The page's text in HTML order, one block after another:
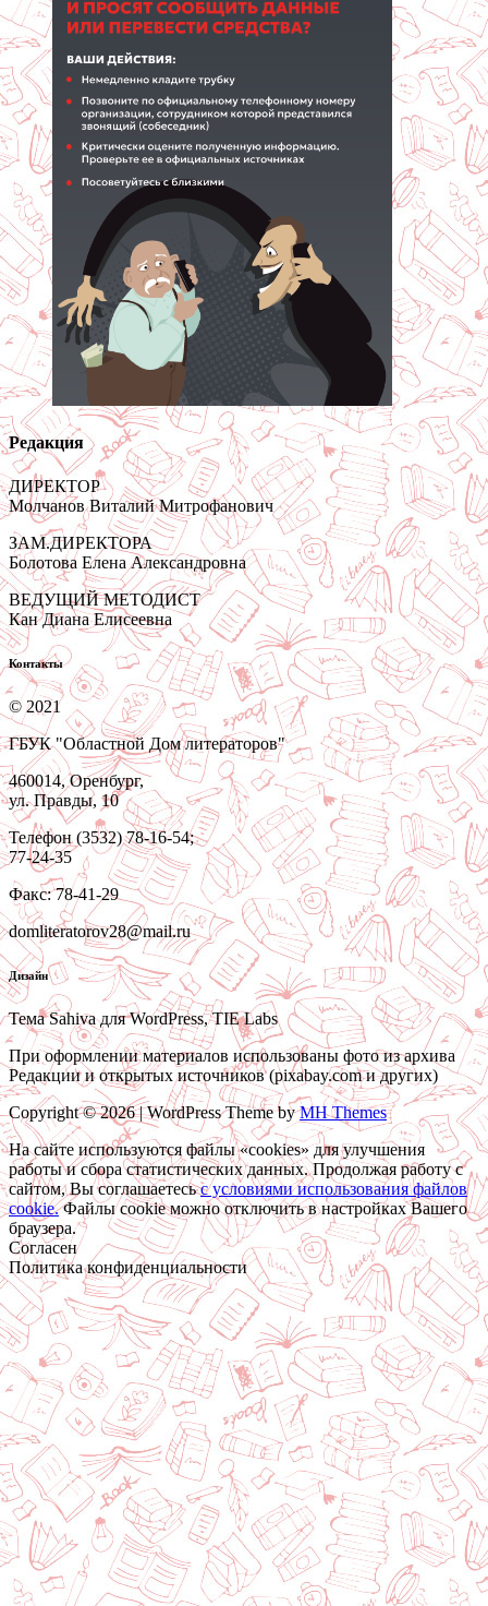
Редакция
ДИРЕКТОР
Молчанов Виталий Митрофанович
ЗАМ.ДИРЕКТОРА
Болотова Елена Александровна
ВЕДУЩИЙ МЕТОДИСТ
Кан Диана Елисеевна
Контакты
© 2021
ГБУК "Областной Дом литераторов"
460014, Оренбург,
ул. Правды, 10
Телефон (3532) 78-16-54;
77-24-35
Факс: 78-41-29
domliteratorov28@mail.ru
Дизайн
Тема Sahiva для WordPress, TIE Labs
При оформлении материалов использованы фото из архива
Редакции и открытых источников (pixabay.com и других)
Copyright © 2026 | WordPress Theme byMH Themes
На сайте используются файлы «cookies» для улучшения
работы и сбора статистических данных. Продолжая работу с
сайтом, Вы соглашаетесьc условиями использования файлов
cookie.Файлы cookie можно отключить в настройках Вашего
браузера.
Согласен
Политика конфиденциальности